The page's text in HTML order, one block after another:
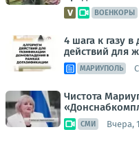
ВОЕНКОРЫ
4 шага к газу
действий для
МАРИУПОЛЬ
Чистота
СМИ Вчера,